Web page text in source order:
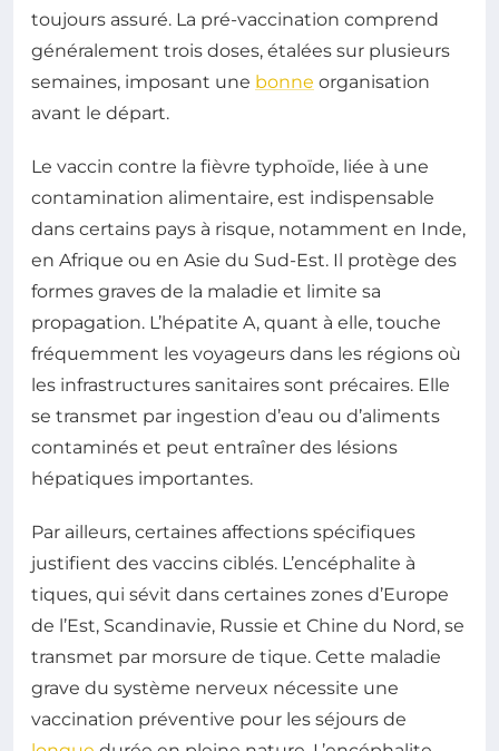
toujours assuré. La pré-vaccination comprend
généralement trois doses, étalées sur plusieurs
semaines, imposant une bonne organisation
avant le départ.
Le vaccin contre la fièvre typhoïde, liée à une
contamination alimentaire, est indispensable
dans certains pays à risque, notamment en Inde,
en Afrique ou en Asie du Sud-Est. Il protège des
formes graves de la maladie et limite sa
propagation. L’hépatite A, quant à elle, touche
fréquemment les voyageurs dans les régions où
les infrastructures sanitaires sont précaires. Elle
se transmet par ingestion d’eau ou d’aliments
contaminés et peut entraîner des lésions
hépatiques importantes.
Par ailleurs, certaines affections spécifiques
justifient des vaccins ciblés. L’encéphalite à
tiques, qui sévit dans certaines zones d’Europe
de l’Est, Scandinavie, Russie et Chine du Nord, se
transmet par morsure de tique. Cette maladie
grave du système nerveux nécessite une
vaccination préventive pour les séjours de